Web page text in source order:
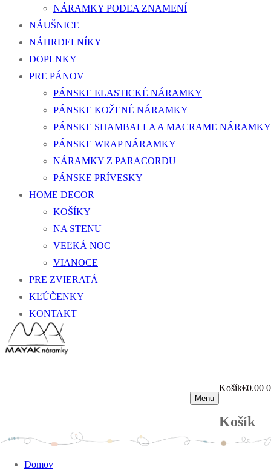
NÁRAMKY PODĽA ZNAMENÍ
NÁUŠNICE
NÁHRDELNÍKY
DOPLNKY
PRE PÁNOV
PÁNSKE ELASTICKÉ NÁRAMKY
PÁNSKE KOŽENÉ NÁRAMKY
PÁNSKE SHAMBALLA A MACRAME NÁRAMKY
PÁNSKE WRAP NÁRAMKY
NÁRAMKY Z PARACORDU
PÁNSKE PRÍVESKY
HOME DECOR
KOŠÍKY
NA STENU
VEĽKÁ NOC
VIANOCE
PRE ZVIERATÁ
KĽÚČENKY
KONTAKT
Menu
Košík€0.00 0
Košík
Domov